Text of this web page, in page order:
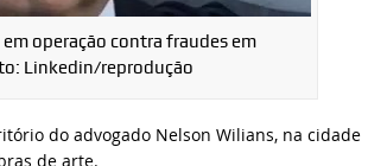
em operação contra fraudes em
Linkedin/reprodução
do advogado Nelson Wilians, na cidade
de arte.